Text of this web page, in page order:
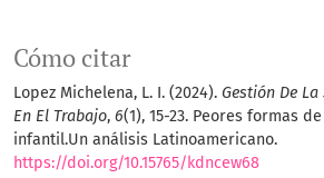
Cómo citar
Lopez Michelena, L. I. (2024). Gestión De
En El Trabajo, 6(1), 15-23. Peores formas
infantil.Un análisis Latinoamericano.
https://doi.org/10.15765/kdncew68